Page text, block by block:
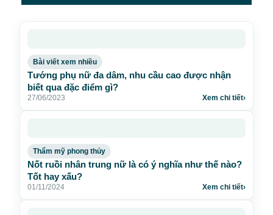
Bài viết xem nhiều
Tướng phụ nữ đa dâm, nhu cầu cao được nhận
biết qua đặc điểm gì?
27/06/2023 Xem chi tiết›
Thẩm mỹ phong thủy
Nốt ruồi nhân trung nữ là có ý nghĩa như thế nào?
Tốt hay xấu?
01/11/2024 Xem chi tiết›